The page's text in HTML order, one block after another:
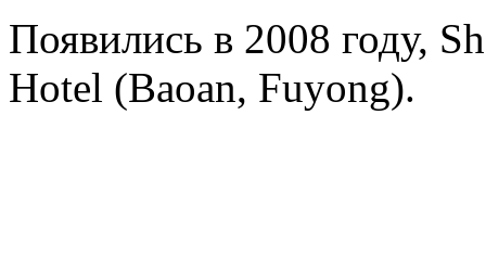
Появились в 2008 году,
Hotel (Baoan, Fuyong).